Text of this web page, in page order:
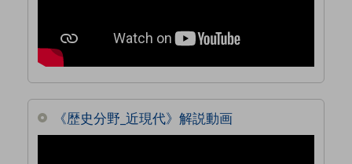
《歴史分野_近現代》解説動画